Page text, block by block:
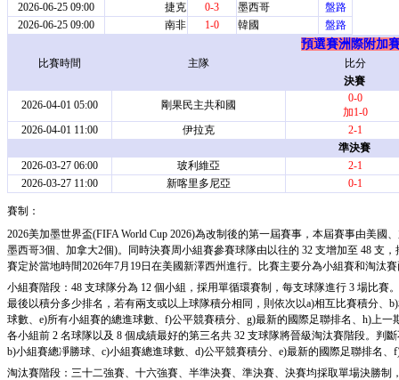
2026-06-25 09:00
捷克 0-3 墨西哥
盤路
2026-06-25 09:00
南非 1-0 韓國 盤路
預選賽洲際附加
比賽時間 主隊
比分
決賽
2026-04-01 05:00
剛果民主共和國
0-0
加1-0
2026-04-01 11:00
伊拉克
2-1
準決賽
2026-03-27 06:00
玻利維亞
2-1
2026-03-27 11:00
新喀里多尼亞 0-1
賽制：
2026美加墨世界盃(FIFA World Cup 2026)為改制後的第一屆賽事，本屆賽事由美
墨西哥3個、加拿大2個)。同時決賽周小組賽參賽球隊由以往的 32 支增加至 48 支
賽定於當地時間2026年7月19日在美國新澤西州進行。比賽主要分為小組賽和淘汰
小組賽階段：48 支球隊分為 12 個小組，採用單循環賽制，每支球隊進行 3 場比賽
最後以積分多少排名，若有兩支或以上球隊積分相同，則依次以a)相互比賽積分、
球數、e)所有小組賽的總進球數、f)公平競賽積分、g)最新的國際足聯排名、h)上一
各小組前 2 名球隊以及 8 個成績最好的第三名共 32 支球隊將晉級淘汰賽階段。判
b)小組賽總凈勝球、c)小組賽總進球數、d)公平競賽積分、e)最新的國際足聯排名
淘汰賽階段：三十二強賽、十六強賽、半準決賽、準決賽、決賽均採取單場決勝